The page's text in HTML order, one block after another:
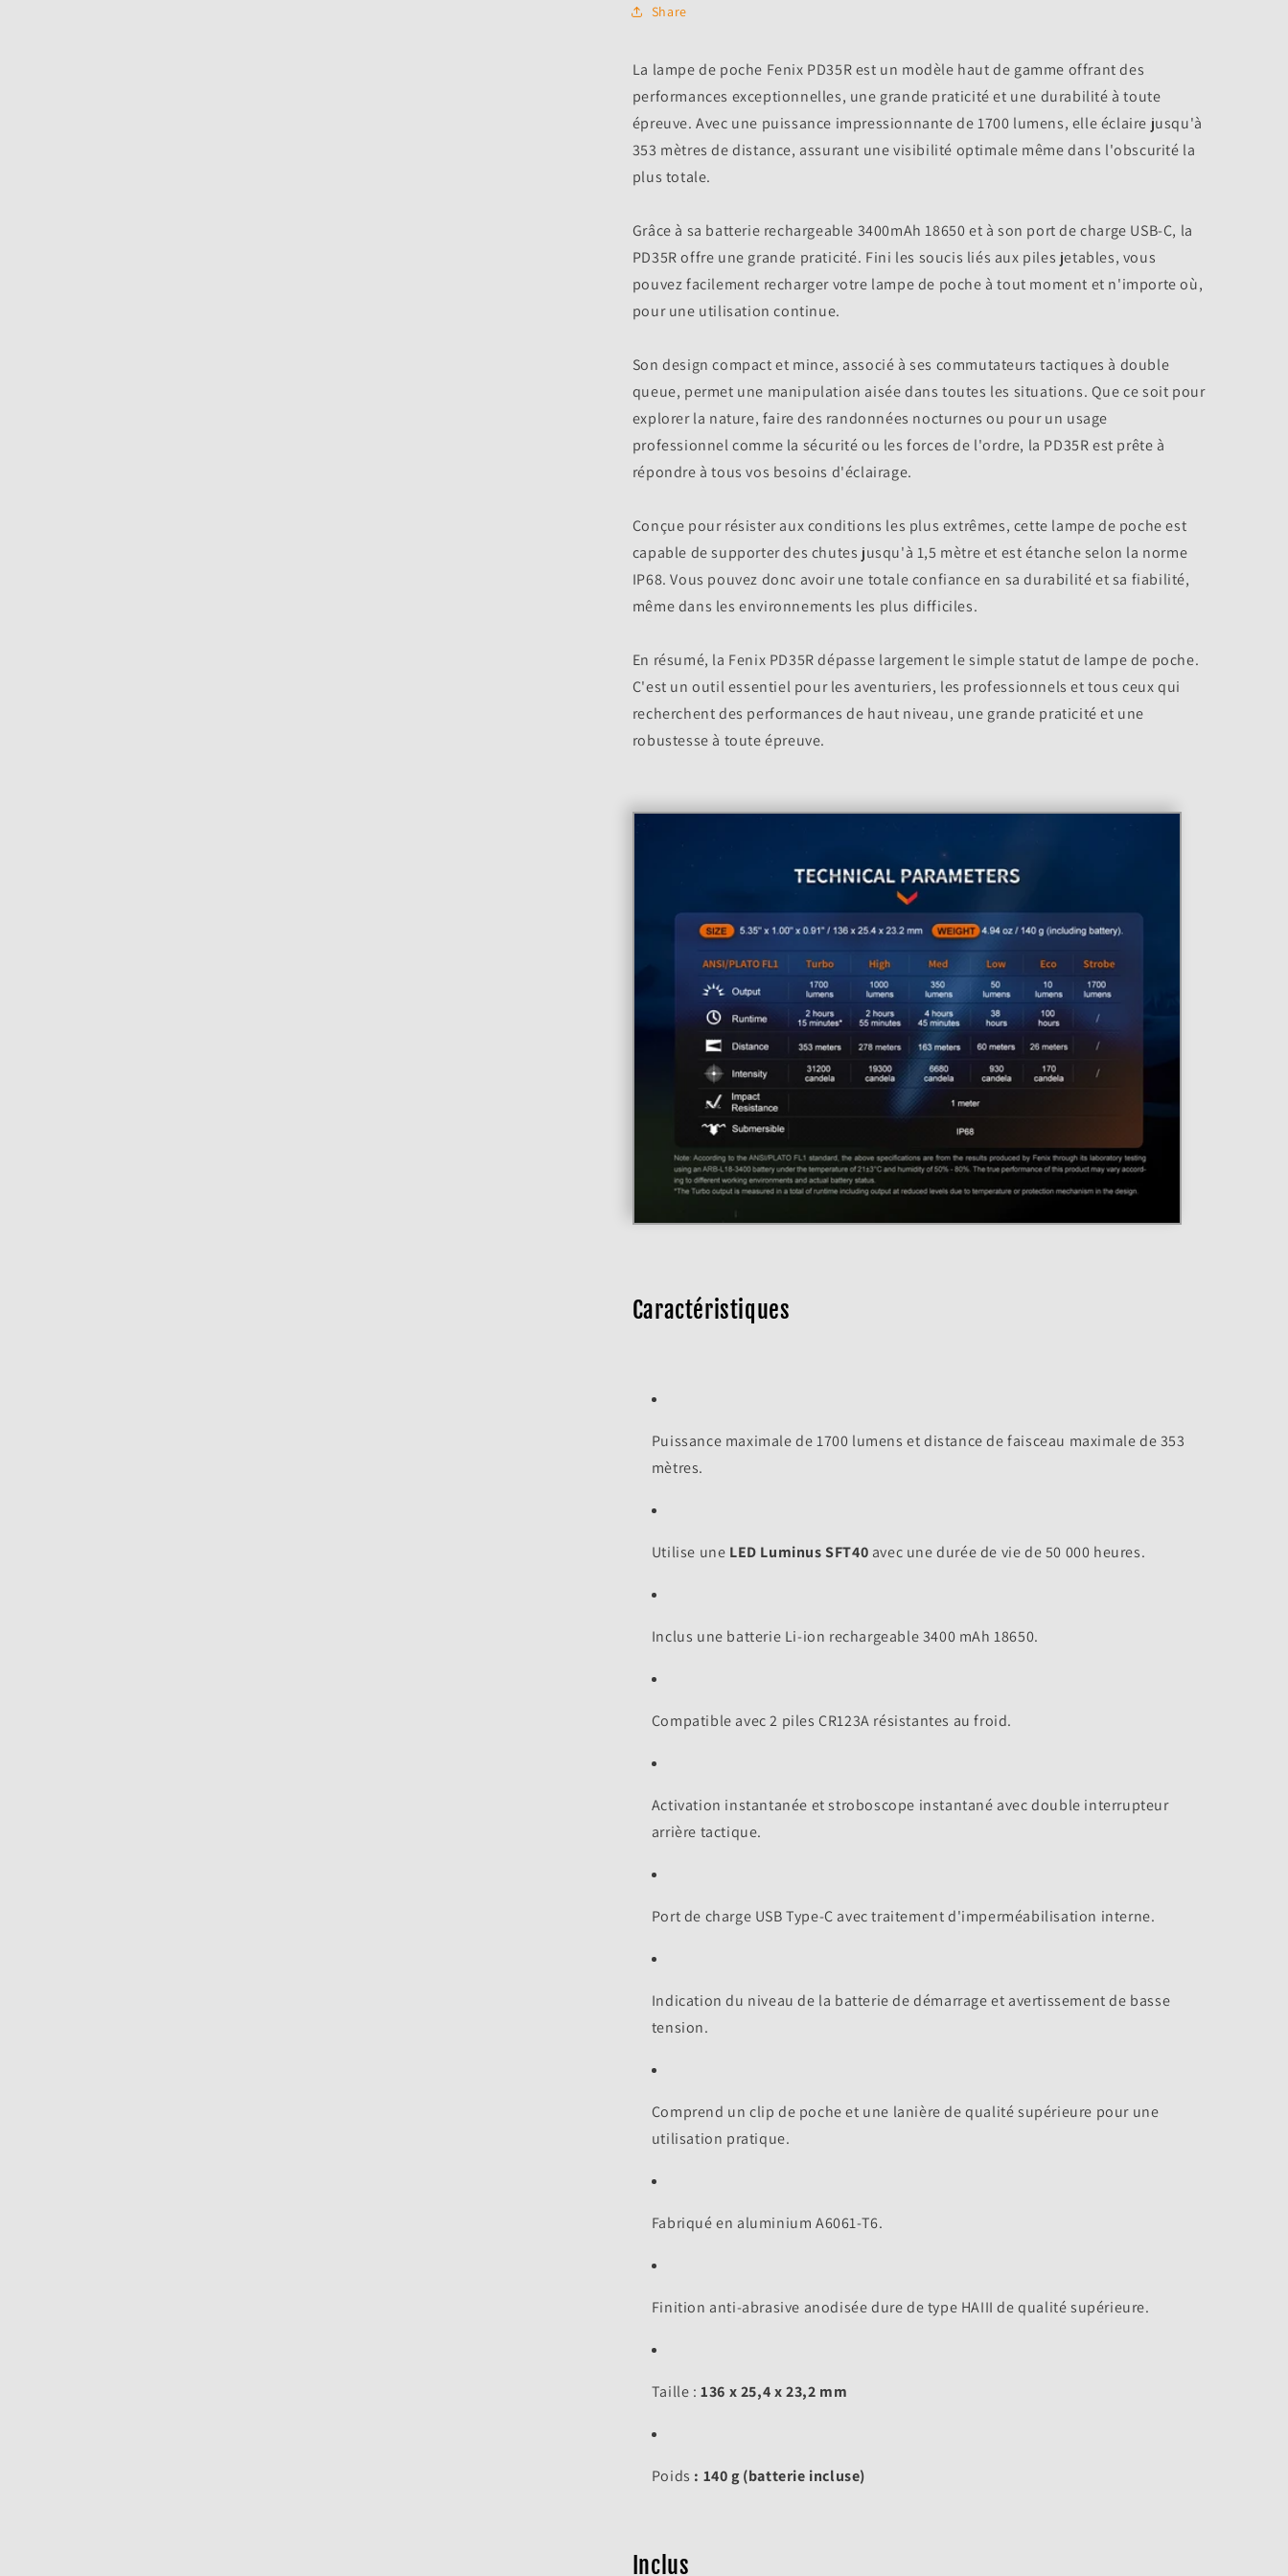
Share
La lampe de poche Fenix PD35R est un modèle haut de gamme offrant des
performances exceptionnelles, une grande praticité et une durabilité à toute
épreuve. Avec une puissance impressionnante de 1700 lumens, elle éclaire jusqu'à
353 mètres de distance, assurant une visibilité optimale même dans l'obscurité la
plus totale.
Grâce à sa batterie rechargeable 3400mAh 18650 et à son port de charge USB-C, la
PD35R offre une grande praticité. Fini les soucis liés aux piles jetables, vous
pouvez facilement recharger votre lampe de poche à tout moment et n'importe où,
pour une utilisation continue.
Son design compact et mince, associé à ses commutateurs tactiques à double
queue, permet une manipulation aisée dans toutes les situations. Que ce soit pour
explorer la nature, faire des randonnées nocturnes ou pour un usage
professionnel comme la sécurité ou les forces de l'ordre, la PD35R est prête à
répondre à tous vos besoins d'éclairage.
Conçue pour résister aux conditions les plus extrêmes, cette lampe de poche est
capable de supporter des chutes jusqu'à 1,5 mètre et est étanche selon la norme
IP68. Vous pouvez donc avoir une totale confiance en sa durabilité et sa fiabilité,
même dans les environnements les plus difficiles.
En résumé, la Fenix PD35R dépasse largement le simple statut de lampe de poche.
C'est un outil essentiel pour les aventuriers, les professionnels et tous ceux qui
recherchent des performances de haut niveau, une grande praticité et une
robustesse à toute épreuve.
Caractéristiques
Puissance maximale de 1700 lumens et distance de faisceau maximale de 353
mètres.
Utilise une LED Luminus SFT40 avec une durée de vie de 50 000 heures.
Inclus une batterie Li-ion rechargeable 3400 mAh 18650.
Compatible avec 2 piles CR123A résistantes au froid.
Activation instantanée et stroboscope instantané avec double interrupteur
arrière tactique.
Port de charge USB Type-C avec traitement d'imperméabilisation interne.
Indication du niveau de la batterie de démarrage et avertissement de basse
tension.
Comprend un clip de poche et une lanière de qualité supérieure pour une
utilisation pratique.
Fabriqué en aluminium A6061-T6.
Finition anti-abrasive anodisée dure de type HAIII de qualité supérieure.
Taille : 136 x 25,4 x 23,2 mm
Poids : 140 g (batterie incluse)
Inclus
Se connecter